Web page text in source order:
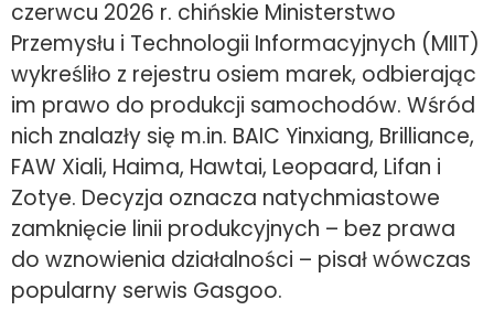
czerwcu 2026 r. chińskie Ministerstwo
Przemysłu i Technologii Informacyjnych (MIIT)
wykreśliło z rejestru osiem marek, odbierając
im prawo do produkcji samochodów. Wśród
nich znalazły się m.in. BAIC Yinxiang, Brilliance,
FAW Xiali, Haima, Hawtai, Leopaard, Lifan i
Zotye. Decyzja oznacza natychmiastowe
zamknięcie linii produkcyjnych – bez prawa
do wznowienia działalności – pisał wówczas
popularny serwis Gasgoo.